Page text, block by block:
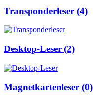
Transponderleser (4)
Desktop-Leser (2)
Magnetkartenleser (0)